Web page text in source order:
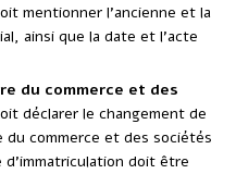
mentionner l’ancienne et la
ainsi que la date et l’acte
du commerce et des
déclarer le changement de
du commerce et des sociétés
d’immatriculation doit être